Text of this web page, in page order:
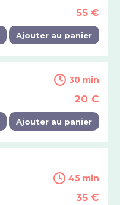
55 €
Ajouter au panier
30 min
20 €
Ajouter au panier
45 min
35 €